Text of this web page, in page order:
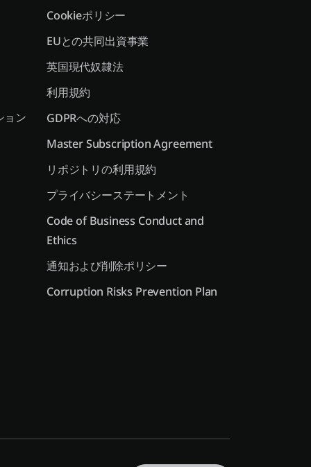
ョン
Cookieポリシー
EUとの共同出資事業
英国現代奴隷法
利用規約
GDPRへの対応
Master Subscription Agreement
リポジトリの利用規約
プライバシーステートメント
Code of Business Conduct and
Ethics
通知および削除ポリシー
Corruption Risks Prevention Plan